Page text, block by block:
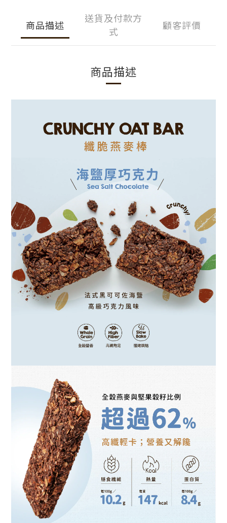
商品描述
送貨及付款方
式
顧客評價
商品描述